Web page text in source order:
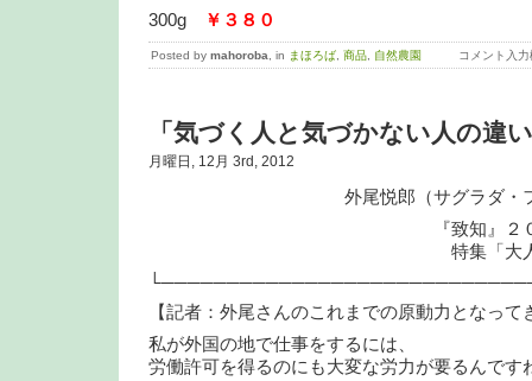
300g
￥３８０
Posted by mahoroba , in まほろば 商品 自然農園 コメント入力
「気づく人と気づかない人の違
月曜日, 12月 3rd, 2012
外尾悦郎（サグラダ・ファミ
『致知』２０１２年
特集「大人の幸福
【記者：外尾さんのこれまでの原動力となっ
私が外国の地で仕事をするには、
労働許可を得るのにも大変な労力が要るんです